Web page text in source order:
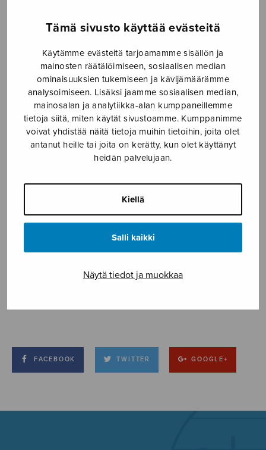
Tämä sivusto käyttää evästeitä
Käytämme evästeitä tarjoamamme sisällön ja
mainosten räätälöimiseen, sosiaalisen median
ominaisuuksien tukemiseen ja kävijämäärämme
analysoimiseen. Lisäksi jaamme sosiaalisen median,
mainosalan ja analytiikka-alan kumppaneillemme
tietoja siitä, miten käytät sivustoamme. Kumppanimme
voivat yhdistää näitä tietoja muihin tietoihin, joita olet
antanut heille tai joita on kerätty, kun olet käyttänyt
heidän palvelujaan.
Kiellä
Salli kaikki
Näytä tiedot ja muokkaa
ILMOITA TAPAHTUMA
Etusivu › Media › Sparven i julkvällen_S3228
Sparven i julkvällen_S3228
24.6.2026
FACEBOOK TWITTER GOOGLE+